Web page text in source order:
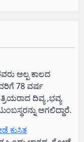
ಅಲ್ಪ ಕಾಲದ
78 ವರ್ಷ
ದಿವ್ಯ ,ಭವ್ಯ
ಅಗಲಿದ್ದಾರೆ.
ಕುಸಿತ